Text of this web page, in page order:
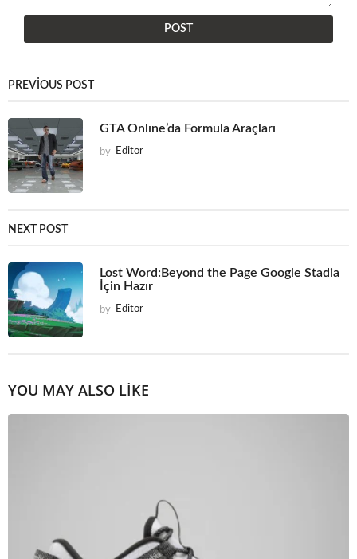
PREVIOUS POST
GTA Onlıne’da Formula Araçları
by Editor
NEXT POST
Lost Word:Beyond the Page Google Stadia
İçin Hazır
by Editor
YOU MAY ALSO LIKE